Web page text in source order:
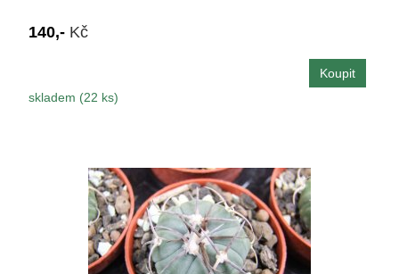
140,- Kč
skladem (22 ks)